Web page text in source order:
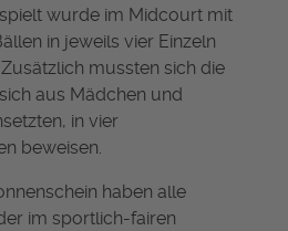
wurde im Midcourt mit
in jeweils vier Einzeln
mussten sich die
aus Mädchen und
in vier
beweisen.
haben alle
im sportlich-fairen